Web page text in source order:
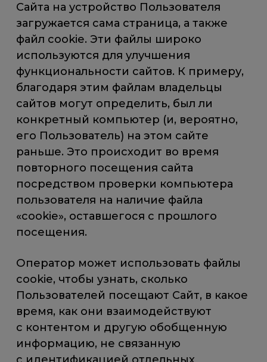
Сайта на устройство Пользователя
загружается сама страница, а также
файл cookie. Эти файлы широко
используются для улучшения
функциональности сайтов. К примеру,
благодаря этим файлам владельцы
сайтов могут определить, был ли
конкретный компьютер (и, вероятно,
его Пользователь) на этом сайте
раньше. Это происходит во время
повторного посещения сайта
посредством проверки компьютера
пользователя на наличие файла
«cookie», оставшегося с прошлого
посещения.
Оператор может использовать файлы
cookie, чтобы узнать, сколько
Пользователей посещают Сайт, в какое
время, как они взаимодействуют
с контентом и другую обобщенную
информацию, не связанную